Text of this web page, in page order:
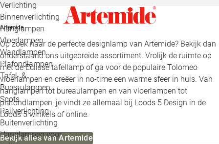
Verlichting
Binnenverlichting
Hanglampen
Vloerlampen
Wandlampen
Plafondlampen
Tafel- &
Bureaulampen
Spots
Railverlichting
Buitenverlichting
Hanglampen voor
Artemide
Op zoek naar de perfecte designlamp van Artemide? Bekijk dan
onderstaand ons uitgebreide assortiment. Vrolijk de ruimte op
met de Eclisse tafellamp of ga voor de populaire Tolomeo
vloerlampen en creëer in no-time een warme sfeer in huis. Van
hanglampen tot bureaulampen en van vloerlampen tot
plafondlampen, je vindt ze allemaal bij Loods 5 Design in de
Loods 5 winkels of online.
Bekijk alles van Artemide